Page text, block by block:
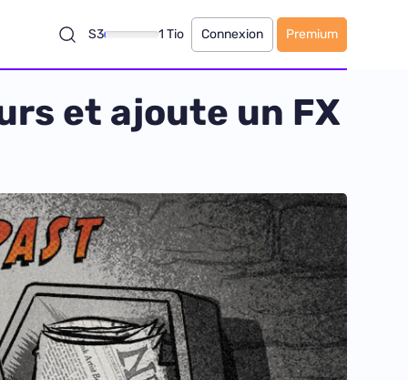
S3 1 Tio Connexion Premium
et ajoute un FX